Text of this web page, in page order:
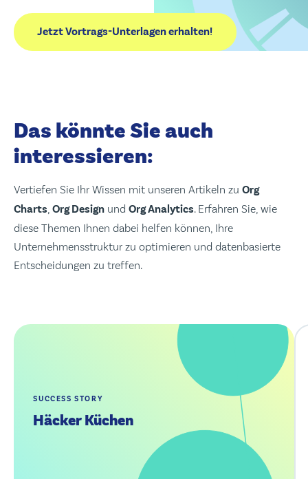
Das könnte Sie auch
interessieren:
Vertiefen Sie Ihr Wissen mit unseren Artikeln zu Org
Charts, Org Design und Org Analytics. Erfahren Sie, wie
diese Themen Ihnen dabei helfen können, Ihre
Unternehmensstruktur zu optimieren und datenbasierte
Entscheidungen zu treffen.
SUCCESS STORY
Häcker Küchen